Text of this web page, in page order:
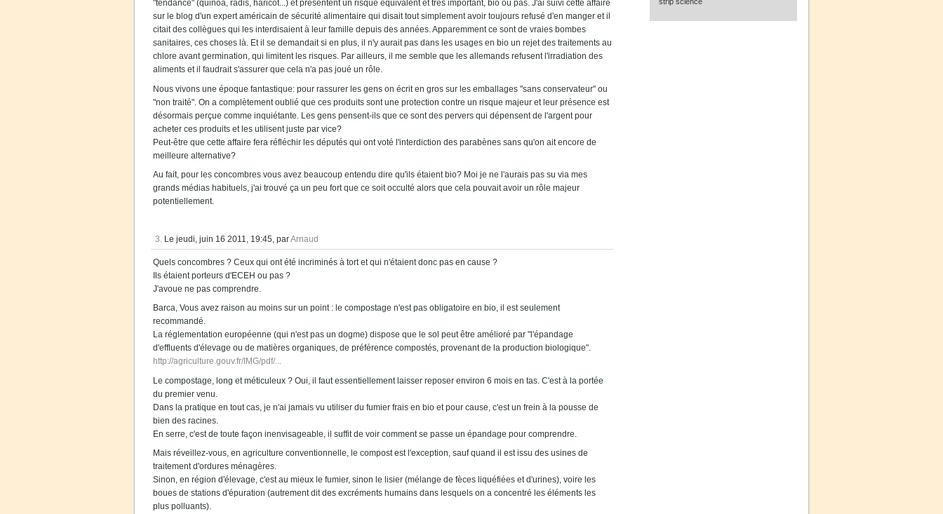
"tendance" (quinoa, radis, haricot...) et présentent un risque équivalent et très important, bio ou pas. J'ai suivi cette affaire
sur le blog d'un expert américain de sécurité alimentaire qui disait tout simplement avoir toujours refusé d'en manger et il
citait des collègues qui les interdisaient à leur famille depuis des années. Apparemment ce sont de vraies bombes
sanitaires, ces choses là. Et il se demandait si en plus, il n'y aurait pas dans les usages en bio un rejet des traitements au
chlore avant germination, qui limitent les risques. Par ailleurs, il me semble que les allemands refusent l'irradiation des
aliments et il faudrait s'assurer que cela n'a pas joué un rôle.
Nous vivons une époque fantastique: pour rassurer les gens on écrit en gros sur les emballages "sans conservateur" ou
"non traité". On a complètement oublié que ces produits sont une protection contre un risque majeur et leur présence est
désormais perçue comme inquiétante. Les gens pensent-ils que ce sont des pervers qui dépensent de l'argent pour
acheter ces produits et les utilisent juste par vice?
Peut-être que cette affaire fera réfléchir les députés qui ont voté l'interdiction des parabènes sans qu'on ait encore de
meilleure alternative?
Au fait, pour les concombres vous avez beaucoup entendu dire qu'ils étaient bio? Moi je ne l'aurais pas su via mes
grands médias habituels, j'ai trouvé ça un peu fort que ce soit occulté alors que cela pouvait avoir un rôle majeur
potentiellement.
3. Le jeudi, juin 16 2011, 19:45, parArnaud
Quels concombres ? Ceux qui ont été incriminés à tort et qui n'étaient donc pas en cause ?
Ils étaient porteurs d'ECEH ou pas ?
J'avoue ne pas comprendre.
Barca, Vous avez raison au moins sur un point : le compostage n'est pas obligatoire en bio, il est seulement
recommandé.
La réglementation européenne (qui n'est pas un dogme) dispose que le sol peut être amélioré par "l'épandage
d'effluents d'élevage ou de matières organiques, de préférence compostés, provenant de la production biologique".
http://agriculture.gouv.fr/IMG/pdf/...
Le compostage, long et méticuleux ? Oui, il faut essentiellement laisser reposer environ 6 mois en tas. C'est à la portée
du premier venu.
Dans la pratique en tout cas, je n'ai jamais vu utiliser du fumier frais en bio et pour cause, c'est un frein à la pousse de
bien des racines.
En serre, c'est de toute façon inenvisageable, il suffit de voir comment se passe un épandage pour comprendre.
Mais réveillez-vous, en agriculture conventionnelle, le compost est l'exception, sauf quand il est issu des usines de
traitement d'ordures ménagères.
Sinon, en région d'élevage, c'est au mieux le fumier, sinon le lisier (mélange de fèces liquéfiées et d'urines), voire les
boues de stations d'épuration (autrement dit des excréments humains dans lesquels on a concentré les éléments les
plus polluants).